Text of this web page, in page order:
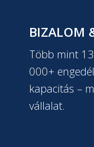
BIZALOM
Több mint
000+
kapacitás –
vállalat.